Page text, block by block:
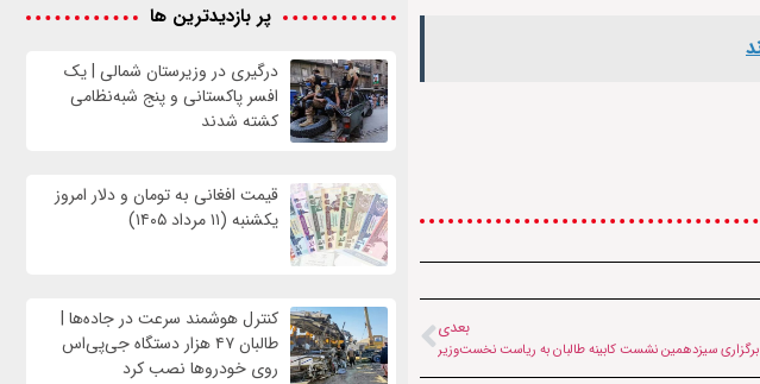
بعدی
برگزاری سیزدهمین نشست کابینه طالبان به ریاست نخست‌وزیر
پر بازدیدترین ها
درگیری در وزیرستان شمالی | یک
افسر پاکستانی و پنج شبه‌نظامی
کشته شدند
قیمت افغانی به تومان و دلار امروز
یکشنبه (۱۱ مرداد ۱۴۰۵)
کنترل هوشمند سرعت در جاده‌ها |
طالبان ۴۷ هزار دستگاه جی‌پی‌اس
روی خودروها نصب کرد